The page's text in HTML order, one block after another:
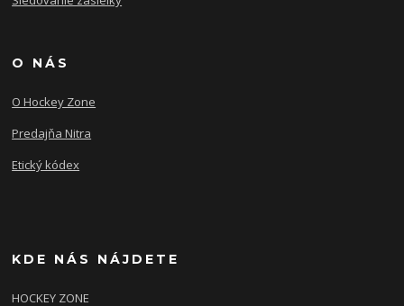
O NÁS
O Hockey Zone
Predajňa Nitra
Etický kódex
KDE NÁS NÁJDETE
HOCKEY ZONE